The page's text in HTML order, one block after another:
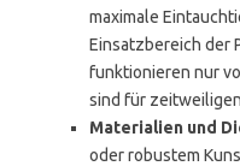
maximale
Einsatzbereich der
funktionieren nur
sind für
Materialien und
oder robustem